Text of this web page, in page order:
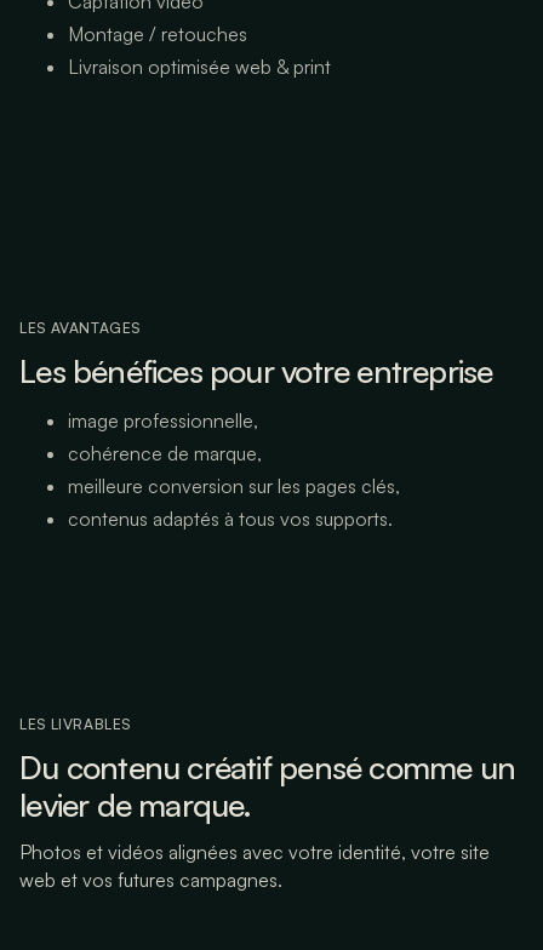
Montage / retouches
Livraison optimisée web & print
LES AVANTAGES
Les bénéfices pour votre entreprise
image professionnelle,
cohérence de marque,
meilleure conversion sur les pages clés,
contenus adaptés à tous vos supports.
LES LIVRABLES
Du contenu créatif pensé comme un
levier de marque.
Photos et vidéos alignées avec votre identité, votre site
web et vos futures campagnes.